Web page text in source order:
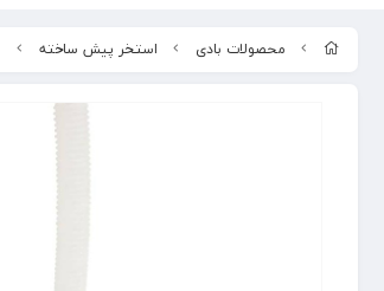
محصولات بادی استخر پیش ساخته